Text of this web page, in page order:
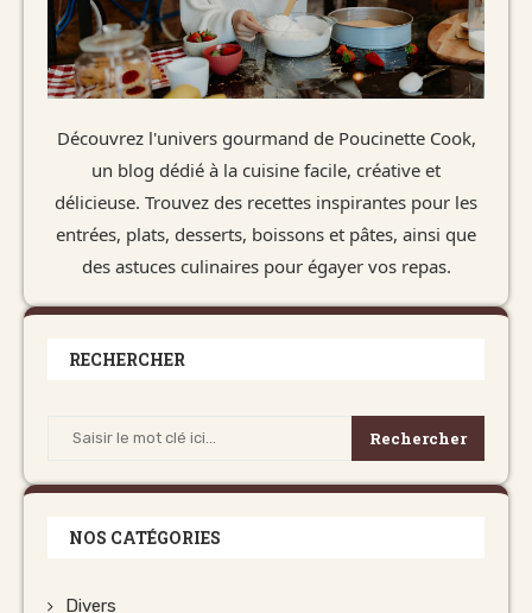
Découvrez l'univers gourmand de Poucinette Cook,
un blog dédié à la cuisine facile, créative et
délicieuse. Trouvez des recettes inspirantes pour les
entrées, plats, desserts, boissons et pâtes, ainsi que
des astuces culinaires pour égayer vos repas.
RECHERCHER
Rechercher
NOS CATÉGORIES
Divers